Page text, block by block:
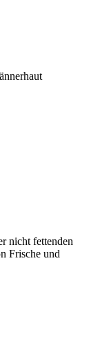
nicht fettenden
Frische und